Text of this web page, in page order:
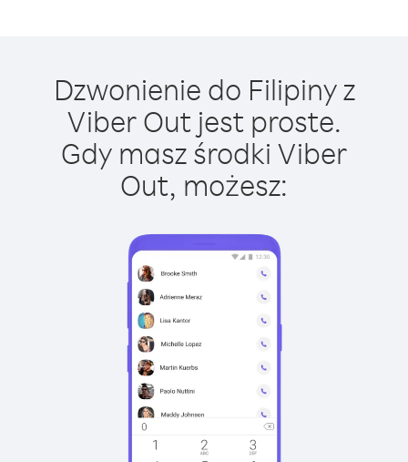
Dzwonienie do Filipiny z
Viber Out jest proste.
Gdy masz środki Viber
Out, możesz: